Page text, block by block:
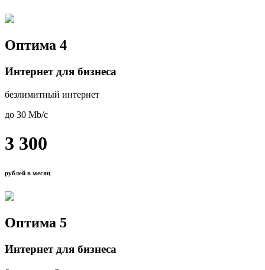
Оптима 4
Интернет для бизнеса
безлимитный интернет
до 30 Mb/с
3 300
рублей в месяц
Оптима 5
Интернет для бизнеса